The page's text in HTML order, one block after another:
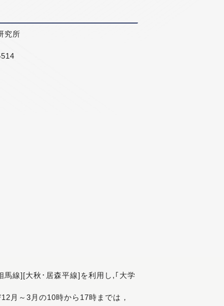
究所
線][大秋･居森平線]を利用し,｢大学
月～3月の10時から17時までは，